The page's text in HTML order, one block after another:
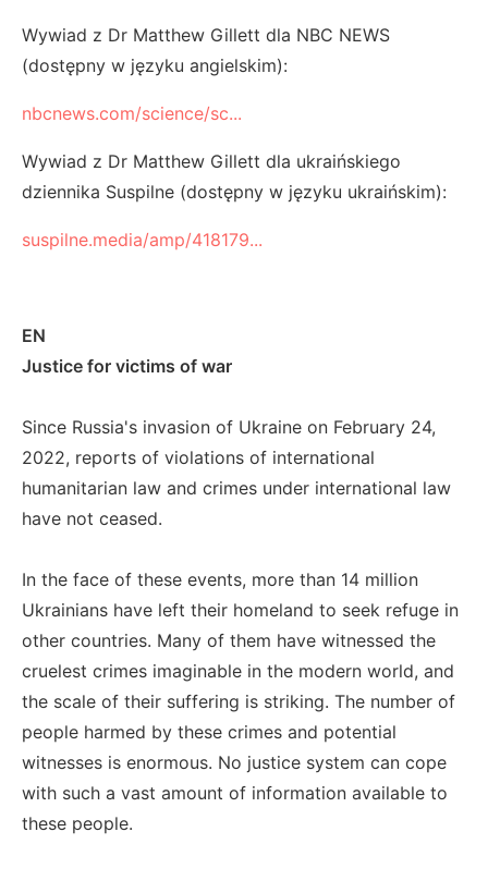
Wywiad z Dr Matthew Gillett dla NBC NEWS
(dostępny w języku angielskim):
nbcnews.com/science/sc...
Wywiad z Dr Matthew Gillett dla ukraińskiego
dziennika Suspilne (dostępny w języku ukraińskim):
suspilne.media/amp/418179...
EN
Justice for victims of war
Since Russia's invasion of Ukraine on February 24,
2022, reports of violations of international
humanitarian law and crimes under international law
have not ceased.
In the face of these events, more than 14 million
Ukrainians have left their homeland to seek refuge in
other countries. Many of them have witnessed the
cruelest crimes imaginable in the modern world, and
the scale of their suffering is striking. The number of
people harmed by these crimes and potential
witnesses is enormous. No justice system can cope
with such a vast amount of information available to
these people.